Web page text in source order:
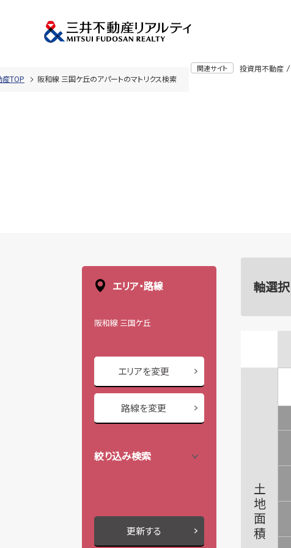
関連サイト 投資用不動産
TOP 阪和線 三国ケ丘のアパートのマトリクス検索
エリア・路線
阪和線 三国ケ丘
エリアを変更
路線を変更
絞り込み検索
更新する
軸選択
土地面積